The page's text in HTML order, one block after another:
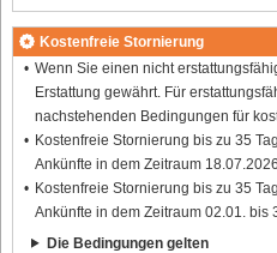
Kostenfreie Stornierung
Wenn Sie einen nicht
Erstattung gewährt. Für
nachstehenden Bedingungen für
Kostenfreie Stornierung bis zu 35
Ankünfte in dem Zeitraum
Kostenfreie Stornierung bis zu 35
Ankünfte in dem Zeitraum 02.01. bis
Die Bedingungen gelten